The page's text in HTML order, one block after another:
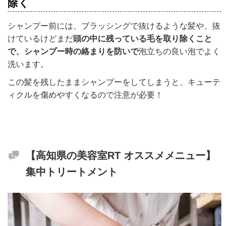
除く
シャンプー前には、ブラッシングで抜けるような髪や、抜
けているけどまだ頭の中に残っている毛を取り除くこと
で、シャンプー時の絡まりを防いで泡立ちの良い泡でよく
洗います。
この髪を残したままシャンプーをしてしまうと、キューテ
ィクルを傷めやすくなるので注意が必要！
【高知県の美容室RT オススメメニュー】
集中トリートメント